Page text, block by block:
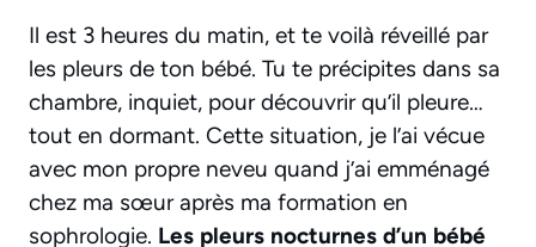
Il est 3 heures du matin, et te voilà réveillé par
les pleurs de ton bébé. Tu te précipites dans sa
chambre, inquiet, pour découvrir qu’il pleure…
tout en dormant. Cette situation, je l’ai vécue
avec mon propre neveu quand j’ai emménagé
chez ma sœur après ma formation en
sophrologie. Les pleurs nocturnes d’un bébé